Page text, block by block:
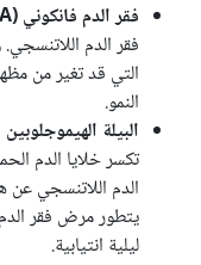
فقر الدم فانكوني (FA)
فقر الدم
التي قد تغير من
النمو.
البيلة الهيموجلوبين
تكسر خلايا الدم
الدم اللاتنسجي
يتطور مرض فقر
ليلية انتيابية.